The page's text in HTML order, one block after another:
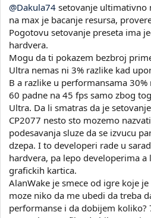
@Dakula74 setovanje ultimativno
na max je bacanje resursa,
Pogotovu setovanje preseta ima
hardvera.
Mogu da ti pokazem bezbroj
Ultra nemas ni 3% razlike kad
B a razlike u performansama
60 padne na 45 fps samo zbog
Ultra. Da li smatras da je
CP2077 nesto sto mozemo
podesavanja sluze da se izvucu
dzepa. I to developeri rade u
hardvera, pa lepo developerima
grafickih kartica.
AlanWake je smece od igre koje
moze niko da me ubedi da treba
performanse i da dobijem